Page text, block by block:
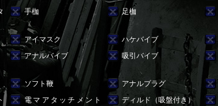
手枷 足枷
アイマスク ハケバイブ
アナルバイブ 吸引バイブ
ソフト鞭 アナルプラグ
電マアタッチメント
ディルド（吸盤付き）